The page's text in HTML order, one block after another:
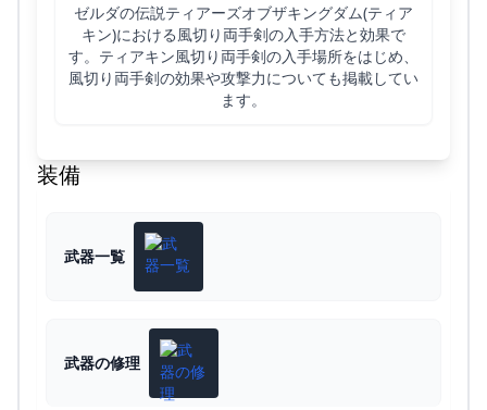
ゼルダの伝説ティアーズオブザキングダム(ティア
キン)における風切り両手剣の入手方法と効果で
す。ティアキン風切り両手剣の入手場所をはじめ、
風切り両手剣の効果や攻撃力についても掲載してい
ます。
装備
武器一覧
武器の修理